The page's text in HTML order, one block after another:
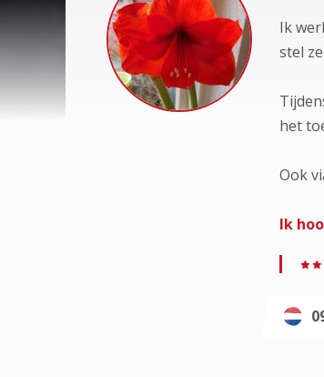
Ik
stel
het
Ook
Ik